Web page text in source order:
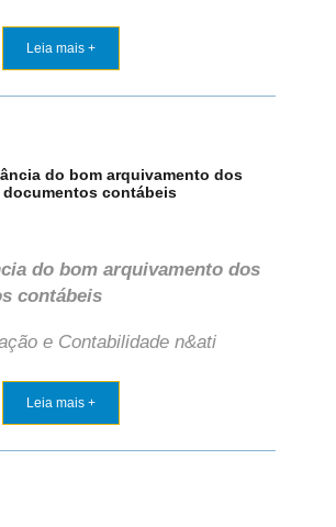
Leia mais +
do bom arquivamento dos
documentos contábeis
do bom arquivamento dos
contábeis
e Contabilidade n&ati
Leia mais +